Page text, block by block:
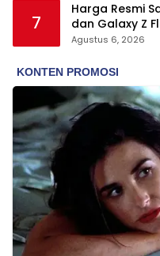
7
Harga Resmi
dan Galaxy Z
Jutaan
Agustus 6, 2026